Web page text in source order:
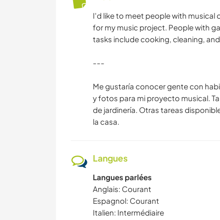
I'd like to meet people with musical
for my music project. People with
tasks include cooking, cleaning,
---
Me gustaría conocer gente con
y fotos para mi proyecto musical.
de jardinería. Otras tareas
la casa.
Langues
Langues parlées
Anglais: Courant
Espagnol: Courant
Italien: Intermédiaire